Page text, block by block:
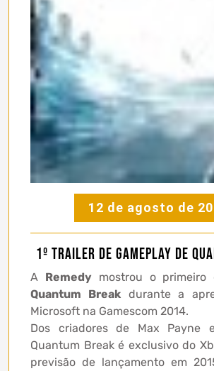
12 de agosto de
1º trailer de gameplay de
A Remedy mostrou o primeiro
Quantum Breakdurante a
Microsoft na Gamescom 2014.
Dos criadores de Max Payne
Quantum Break é exclusivo do
previsão de lançamento em